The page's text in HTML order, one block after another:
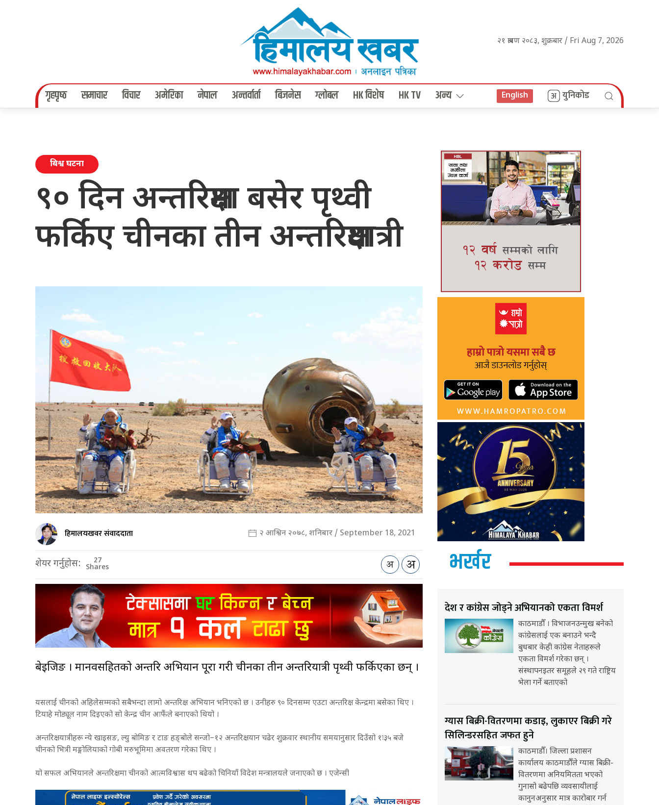
२१ श्रावण २०८३, शुक्रबार / Fri Aug 7, 2026
गृहपृष्‍ठ समाचार विचार अमेरिका नेपाल अन्तर्वार्ता बिजनेस ग्लोबल HK विशेष HK TV अन्य English युनिकोड
बिश्व घटना
९० दिन अन्तरिक्षमा बसेर पृथ्वी
फर्किए चीनका तीन अन्तरिक्षयात्री
हिमालयखवर संवाददाता २ आश्विन २०७८, शनिबार / September 18, 2021
शेयर गर्नुहोस: 27
Shares
बेइजिङ । मानवसहितको अन्तरिक्ष अभियान पूरा गरी चीनका तीन अन्तरिक्षयात्री पृथ्वी फर्किएका छन् ।
यसलाई चीनको अहिलेसम्मको सबैभन्दा लामो अन्तरिक्ष अभियान भनिएको छ । उनीहरु ९० दिनसम्म एउटा अन्तरिक्ष केन्द्रमा बसेका थिए ।
टियाहे मोड्यूल नाम दिइएको सो केन्द्र चीन आफैंले बनाएको थियो ।
अन्तरिक्षयात्रीहरू न्ये खाइसङ, ल्यु बोमिङ र टाङ हङ्बोले सन्जो–१२ अन्तरिक्षयान चढेर शुक्रवार स्थानीय समयानुसार दिउँसो १ः३५ बजे
चीनको भित्री मङ्गोलियाको गोबी मरुभूमिमा अवतरण गरेका थिए ।
यो सफल अभियानले अन्तरिक्षमा चीनको आत्मविश्वास थप बढेको चिनियाँ विदेश मन्त्रालयले जनाएको छ । एजेन्सी
भर्खर
देश र कांग्रेस जोड्ने अभियानको एकता विमर्श
काठमाडौँ । विभाजनउन्मुख बनेको
कांग्रेसलाई एक बनाउने भन्दै
बुधबार केही कांग्रेस नेताहरूले
एकता विमर्श गरेका छन् ।
संस्थापनइतर समूहले २९ गते राष्ट्रिय
भेला गर्ने बताएको
ग्यास बिक्री-वितरणमा कडाइ, लुकाएर बिक्री गरे
सिलिन्डरसहित जफत हुने
काठमाडौँ। जिल्ला प्रशासन
कार्यालय काठमाडौँले ग्यास बिक्री-
वितरणमा अनियमितता भएको
गुनासो बढेपछि व्यवसायीलाई
कानुनअनुसार मात्र कारोबार गर्न